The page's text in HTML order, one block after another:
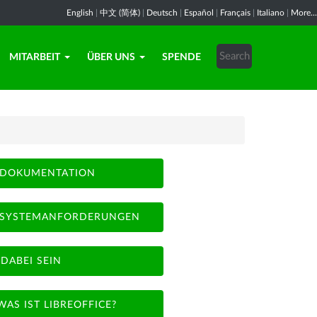
English 中文 (简体) Deutsch Español Français Italiano More...
MITARBEIT ÜBER UNS SPENDE
DOKUMENTATION
SYSTEMANFORDERUNGEN
DABEI SEIN
IST LIBREOFFICE?